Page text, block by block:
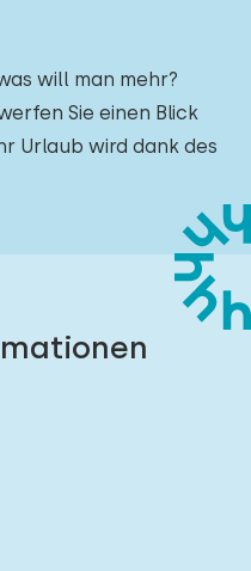
will man mehr?
Sie einen Blick
Urlaub wird dank des